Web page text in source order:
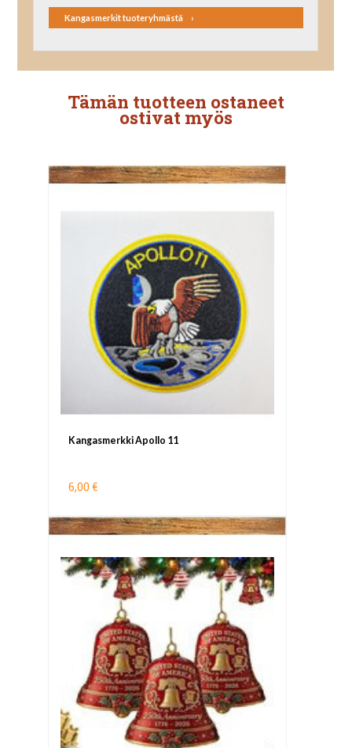
Kangasmerkit tuoteryhmästä
Tämän tuotteen ostaneet
ostivat myös
Kangasmerkki Apollo 11
6,00 €